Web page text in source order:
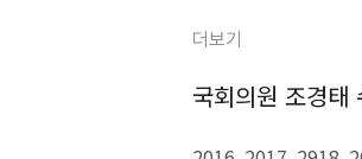
더보기
국회의원 조경태